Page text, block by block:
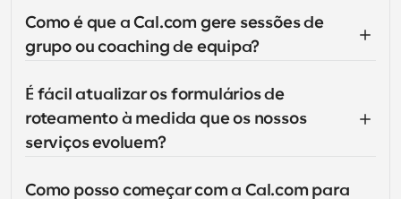
Como é que a Cal.com gere sessões de
grupo ou coaching de equipa?
É fácil atualizar os formulários de
roteamento à medida que os nossos
serviços evoluem?
Como posso começar com a Cal.com para